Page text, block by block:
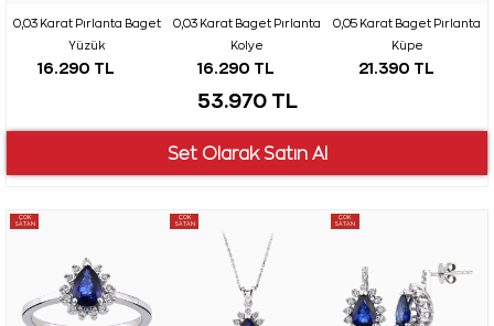
0,03 Karat Pırlanta Baget
Yüzük
16.290 TL
0,03 Karat Baget Pırlanta
Kolye
16.290 TL
0,05 Karat Baget Pırlanta
Küpe
21.390 TL
53.970 TL
ÇOK
SATAN
ÇOK
SATAN
ÇOK
SATAN